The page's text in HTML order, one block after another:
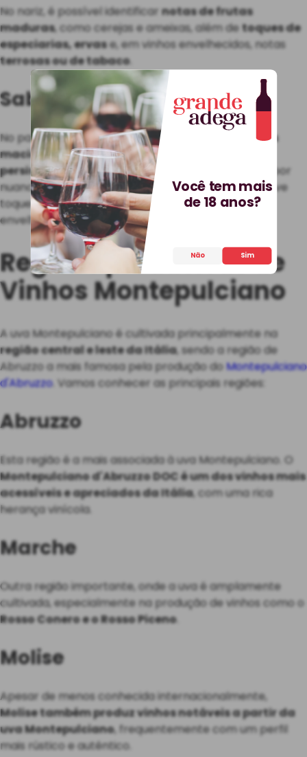
No nariz, é possível identificarnotas de frutas
maduras, como cerejas e ameixas, além detoques de
especiarias, ervase, em vinhos envelhecidos, notas
terrosas ou de tabaco.
Sabor
No paladar, sãovinhos encorpados, com taninos
macios, uma acidez equilibrada e uma longa
persistência. O sabor frutado é complementado por
nuances de chocolate amargo, especiarias e um leve
toque de carvalho, dependendo do tempo de
envelhecimento.
Regiões produtoras de
Vinhos Montepulciano
A uva Montepulciano é cultivada principalmente na
região central e leste da Itália, sendo a região de
Abruzzo a mais famosa pela produção doMontepulciano
d'Abruzzo. Vamos conhecer as principais regiões:
Abruzzo
Esta região é a mais associada à uva Montepulciano. O
Montepulciano d'Abruzzo DOC é um dos vinhos mais
acessíveis e apreciados da Itália, com uma rica
herança vinícola.
Marche
Outra região importante, onde a uva é amplamente
cultivada, especialmente na produção de vinhos como o
Rosso Conero e o Rosso Piceno.
Molise
Apesar de menos conhecida internacionalmente,
Molise também produz vinhos notáveis a partir da
uva Montepulciano, frequentemente com um perfil
mais rústico e autêntico.
Você tem mais
de 18 anos?
Não Sim